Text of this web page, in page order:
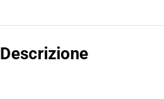
Descrizione